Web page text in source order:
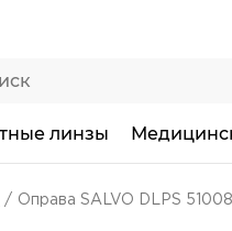
линзы
Оправа SALVO DLPS